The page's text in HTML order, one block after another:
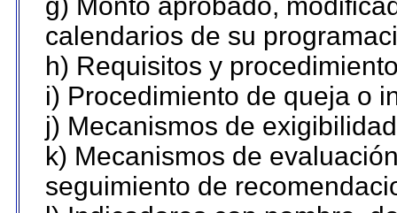
calendarios de su
h) Requisitos y
i) Procedimiento de queja o
j) Mecanismos de
k) Mecanismos de
seguimiento de